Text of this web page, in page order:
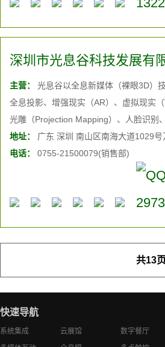
深圳市光息谷科技发展有
主营：
光息谷以全息新媒体（裸眼3D）
全息投影、增强现实（AR）、虚拟现实
光雕（Projection Mapping）、人脸识别、
等，能够综合运用上述技术，实现新颖
地址：
广东 深圳 南山区南海大道1029
电话：
0755-21500079(销售部)
共13
快速导航
系统集成 云展馆 数字餐厅